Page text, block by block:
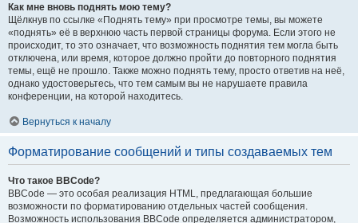
Как мне вновь поднять мою тему?
Щёлкнув по ссылке «Поднять тему» при просмотре темы, вы можете
«поднять» её в верхнюю часть первой страницы форума. Если этого не
происходит, то это означает, что возможность поднятия тем могла быть
отключена, или время, которое должно пройти до повторного поднятия
темы, ещё не прошло. Также можно поднять тему, просто ответив на неё,
однако удостоверьтесь, что тем самым вы не нарушаете правила
конференции, на которой находитесь.
Вернуться к началу
Форматирование сообщений и типы создаваемых тем
Что такое BBCode?
BBCode — это особая реализация HTML, предлагающая большие
возможности по форматированию отдельных частей сообщения.
Возможность использования BBCode определяется администратором,